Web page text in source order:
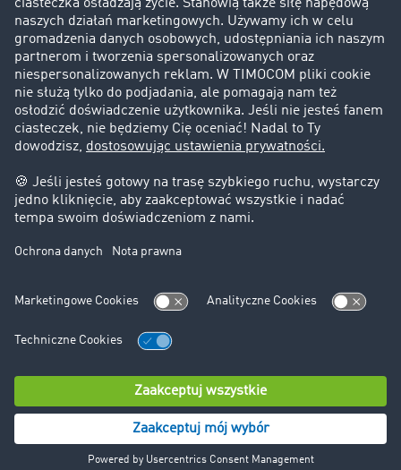
Klienci pozyskują nowych klientów
Informacje prawne
Impressum
OWU
Ochrona danych
Ustawienia plików cookies
© TIMOCOM GmbH 2024. Wszystkie prawa zastrzeżone